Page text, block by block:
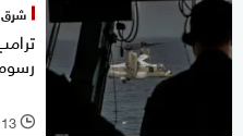
l 13 يوليو 2026